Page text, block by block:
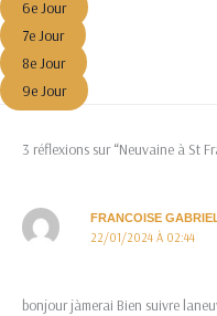
6e Jour
7e Jour
8e Jour
9e Jour
3 réflexions sur “Neuvaine à St
FRANCOISE
22/01/2024 À 02:44
bonjour jàmerai Bien suivre